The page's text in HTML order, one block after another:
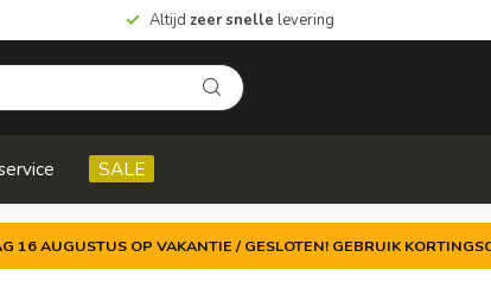
Altijd zeer snelle levering
SALE
16 AUGUSTUS OP VAKANTIE / GESLOTEN! GEBRUIK